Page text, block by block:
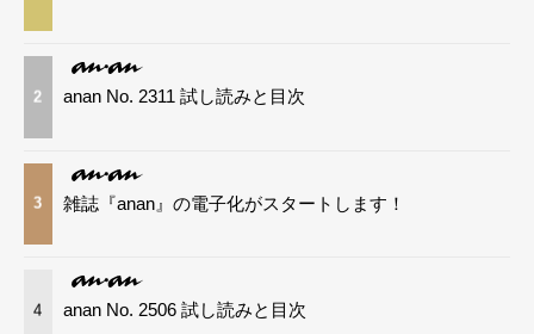
2 anan No. 2311 試し読みと目次
3 雑誌『anan』の電子化がスタートします！
4 anan No. 2506 試し読みと目次